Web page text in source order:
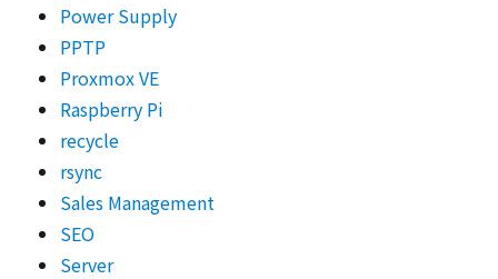
Power Supply
PPTP
Proxmox VE
Raspberry Pi
recycle
rsync
Sales Management
SEO
Server